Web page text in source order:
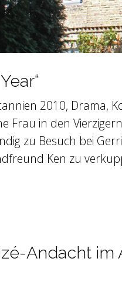
2010, Drama,
Frau in den
zu Besuch bei
Ken zu
Andacht